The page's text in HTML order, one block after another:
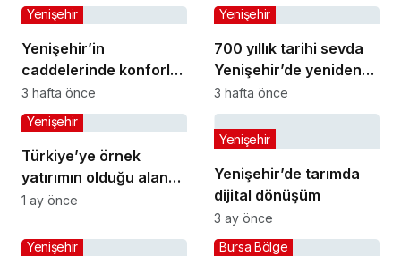
Yenişehir’in
caddelerinde konforlu
yolculuk
Yenişehir
3 hafta önce
700 yıllık tarihi sevda
Yenişehir’de yeniden
hayat buldu
Yenişehir
3 hafta önce
Türkiye’ye örnek
yatırımın olduğu alana
jandarma karakolu
Yenişehir
1 ay önce
Yenişehir’de tarımda
dijital dönüşüm
Yenişehir
3 ay önce
Yenişehir Bursa Bölge